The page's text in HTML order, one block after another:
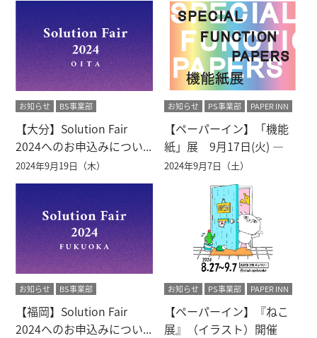
お知らせ BS事業部
【大分】Solution Fair
2024へのお申込みについ...
2024年9月19日（木）
お知らせ PS事業部 PAPER INN
【ペーパーイン】「機能
紙」展 9月17日(火) ―
1...
2024年9月7日（土）
お知らせ BS事業部
【福岡】Solution Fair
2024へのお申込みについ...
お知らせ PS事業部 PAPER INN
【ペーパーイン】『ねこ
展』（イラスト）開催